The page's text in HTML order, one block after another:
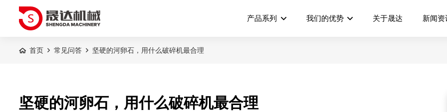
产品系列 我们的优势 关于晟达 新闻资
首页 常见问答 坚硬的河卵石，用什么破碎机最合理
坚硬的河卵石，用什么破碎机最合理